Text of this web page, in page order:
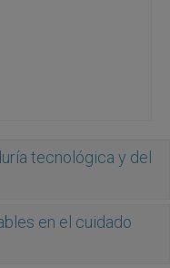
tecnológica y del
en el cuidado